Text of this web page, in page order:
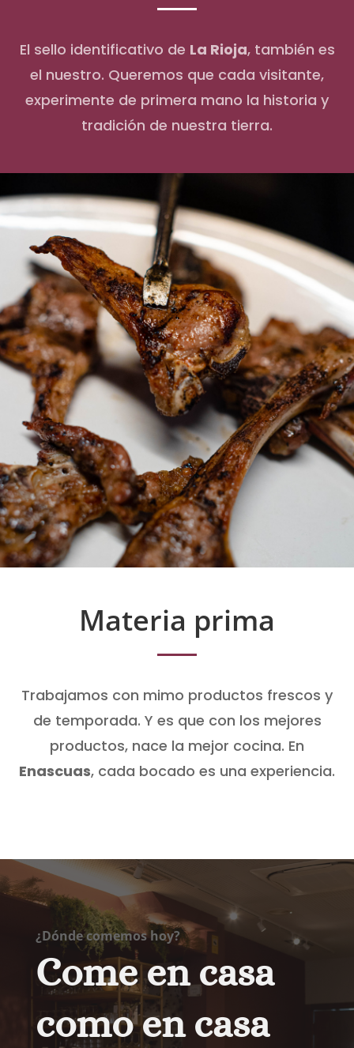
El sello identificativo de La Rioja, también es
el nuestro. Queremos que cada visitante,
experimente de primera mano la historia y
tradición de nuestra tierra.
Materia prima
Trabajamos con mimo productos frescos y
de temporada. Y es que con los mejores
productos, nace la mejor cocina. En
Enascuas, cada bocado es una experiencia.
¿Dónde comemos hoy?
Come en casa
como en casa